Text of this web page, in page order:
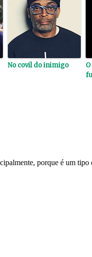
No covil do inimigo